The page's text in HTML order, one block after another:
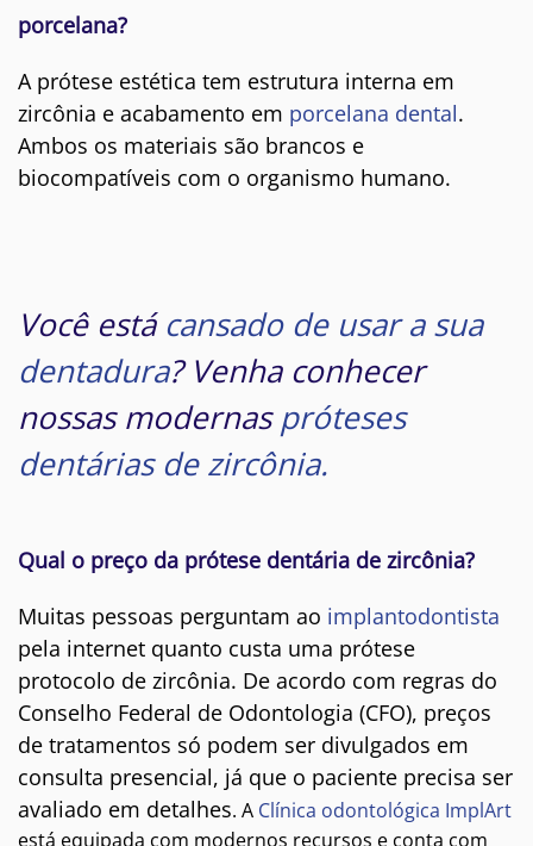
porcelana?
A prótese estética tem estrutura interna em
zircônia e acabamento em porcelana dental.
Ambos os materiais são brancos e
biocompatíveis com o organismo humano.
Você estácansado de usar a sua
dentadura? Venha conhecer
nossas modernaspróteses
dentárias de zircônia.
Qual o preço da prótese dentária de zircônia?
Muitas pessoas perguntam ao implantodontista
pela internet quanto custa uma prótese
protocolo de zircônia. De acordo com regras do
Conselho Federal de Odontologia (CFO), preços
de tratamentos só podem ser divulgados em
consulta presencial, já que o paciente precisa ser
avaliado em detalhes. A Clínica odontológica ImplArt
está equipada com modernos recursos e conta com